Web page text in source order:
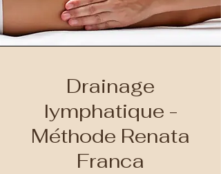
Drainage
lymphatique -
Méthode Renata
Franca